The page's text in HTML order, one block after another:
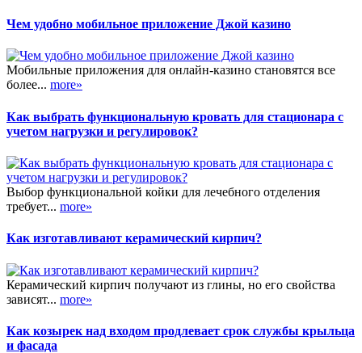
Чем удобно мобильное приложение Джой казино
Мобильные приложения для онлайн-казино становятся все
более... more»
Как выбрать функциональную кровать для стационара с
учетом нагрузки и регулировок?
Выбор функциональной койки для лечебного отделения
требует... more»
Как изготавливают керамический кирпич?
Керамический кирпич получают из глины, но его свойства
зависят... more»
Как козырек над входом продлевает срок службы крыльца
и фасада